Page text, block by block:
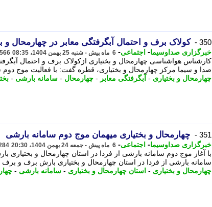
350 - کولاک برف و احتمال آبگرفتگی معابر در چهارمحال و
خبرگزاری صداوسیما- اجتماعی- 6 ماه پیش - شنبه 25 بهمن 1404، 08:35
کارشناس هواشناسی چهارمحال و بختیاری ازکولاک برف و احتمال
صدا و سیما مرکز چهارمحال و بختیاری، قطره گفت: با فعالیت موج دوم
چهارمحال و بختیاری - آبگرفتگی معابر - چهارمحال - سامانه بارشی -
351 - چهارمحال و بختیاری میهمان موج دوم سامانه بارشی
خبرگزاری صداوسیما- اجتماعی- 6 ماه پیش - جمعه 24 بهمن 1404، 20:30
با آغاز موج دوم سامانه بارشی از فردا در استان چهارمحال و
سامانه بارشی از فردا در استان چهارمحال و بختیاری بارش برف و
چهارمحال و بختیاری - استان چهارمحال و بختیاری - سامانه بارشی -